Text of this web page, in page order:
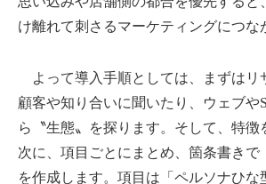
け離れて刺さるマーケティングにつな
よって導入手順としては、まずはリ
顧客や知り合いに聞いたり、ウェブや
ら〝生態〟を探ります。そして、特徴
次に、項目ごとにまとめ、箇条書きで
を作成します。項目は「ペルソナひな